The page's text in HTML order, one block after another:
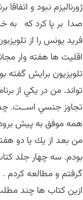
ژورناليزم نبود و
صدا بر پا كرد كه به
فريد يونس را از
اقليت ها هفته وار
تلويزيون برايش گفته
تواند. من در يكي از
تجاوز جنسي اســت.
همه موفق به پيش
من بعد از يك يا دو
بودم. سه چهار جلد
گرفتم و مطالعه كردم .
ازين كتاب ها چند